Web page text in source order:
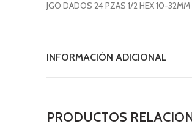
JGO DADOS 24 PZAS 1/2 HEX 10-
INFORMACIÓN ADICIONAL
PRODUCTOS